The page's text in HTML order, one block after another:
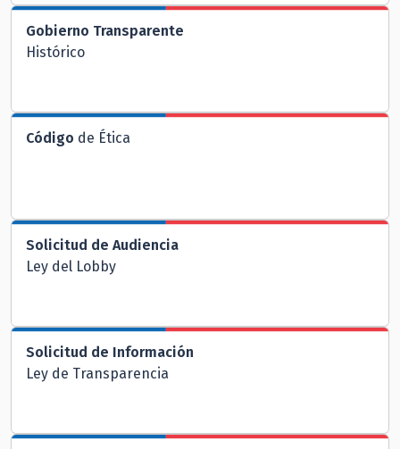
Gobierno Transparente
Histórico
Código de Ética
Solicitud de Audiencia
Ley del Lobby
Solicitud de Información
Ley de Transparencia